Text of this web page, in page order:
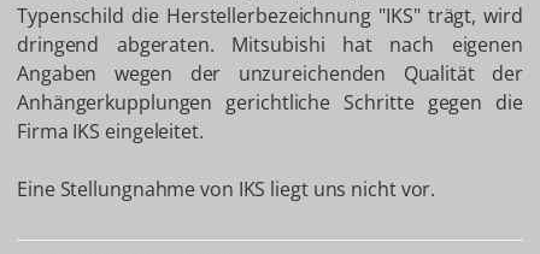
Typenschild die Herstellerbezeichnung "IKS" trägt, wird
dringend abgeraten. Mitsubishi hat nach eigenen
Angaben wegen der unzureichenden Qualität der
Anhängerkupplungen gerichtliche Schritte gegen die
Firma IKS eingeleitet.
Eine Stellungnahme von IKS liegt uns nicht vor.